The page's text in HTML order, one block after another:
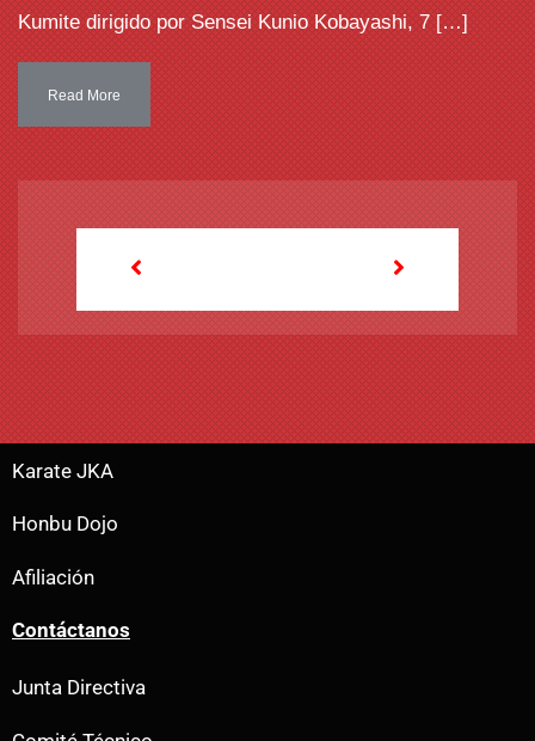
Kumite dirigido por Sensei Kunio Kobayashi, 7 […]
Read More
Karate JKA
Honbu Dojo
Afiliación
Contáctanos
Junta Directiva